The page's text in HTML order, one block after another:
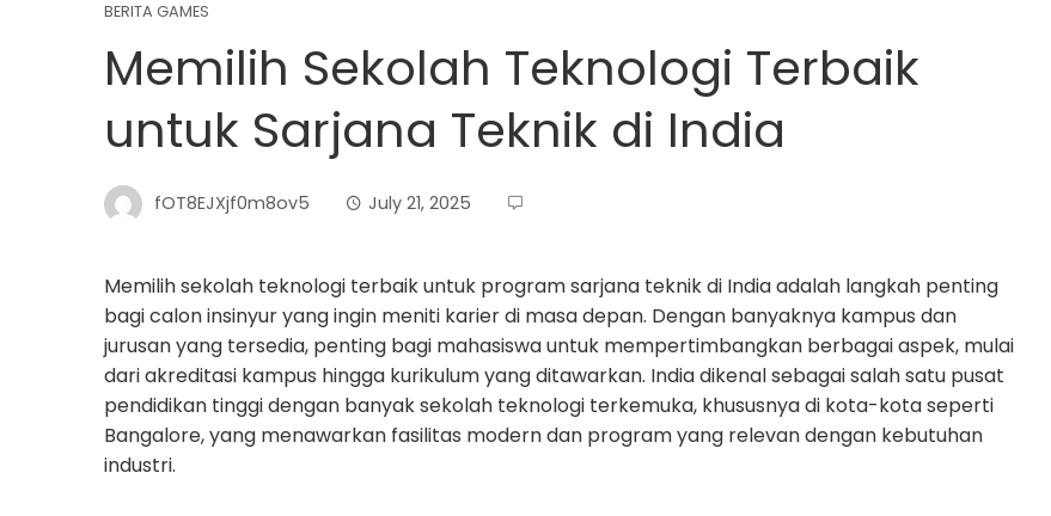
BERITA GAMES
Memilih Sekolah Teknologi Terbaik
untuk Sarjana Teknik di India
fOT8EJXjf0m8ov5 July 21, 2025
Memilih sekolah teknologi terbaik untuk program sarjana teknik di India adalah langkah penting
bagi calon insinyur yang ingin meniti karier di masa depan. Dengan banyaknya kampus dan
jurusan yang tersedia, penting bagi mahasiswa untuk mempertimbangkan berbagai aspek, mulai
dari akreditasi kampus hingga kurikulum yang ditawarkan. India dikenal sebagai salah satu pusat
pendidikan tinggi dengan banyak sekolah teknologi terkemuka, khususnya di kota-kota seperti
Bangalore, yang menawarkan fasilitas modern dan program yang relevan dengan kebutuhan
industri.